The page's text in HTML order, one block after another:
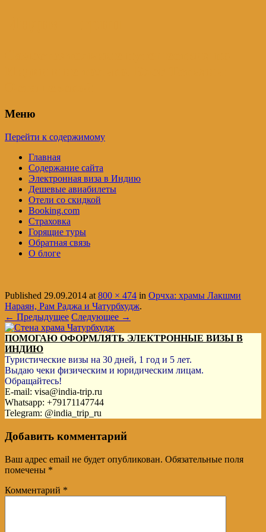
Меню
Перейти к содержимому
Главная
Содержание сайта
Электронная виза в Индию
Дешевые авиабилеты
Отели со скидкой
Booking.com
Страховка
Горящие туры
Обратная связь
О блоге
Published 29.09.2014 at800 × 474 in Орчха: храмы Лакшми
Нараян, Рам Раджа и Чатурбхудж.
← Предыдущее Следующее →
ПОМОГАЮ ОФОРМЛЯТЬ ЭЛЕКТРОННЫЕ ВИЗЫ В
ИНДИЮ
Туристические визы на 30 дней, 1 год и 5 лет.
Выдаю чеки физическим и юридическим лицам.
Обращайтесь!
E-mail: visa@india-trip.ru
Whatsapp: +79171147744
Telegram: @india_trip_ru
Добавить комментарий
Ваш адрес email не будет опубликован. Обязательные поля
помечены *
Комментарий *